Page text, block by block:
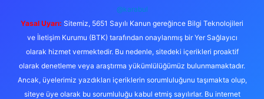
@karabul
Yasal Uyarı: Sitemiz, 5651 Sayılı Kanun gereğince Bilgi Teknolojileri
ve İletişim Kurumu (BTK) tarafından onaylanmış bir Yer Sağlayıcı
olarak hizmet vermektedir. Bu nedenle, sitedeki içerikleri proaktif
olarak denetleme veya araştırma yükümlülüğümüz bulunmamaktadır.
Ancak, üyelerimiz yazdıkları içeriklerin sorumluluğunu taşımakta olup,
siteye üye olarak bu sorumluluğu kabul etmiş sayılırlar. Bu internet